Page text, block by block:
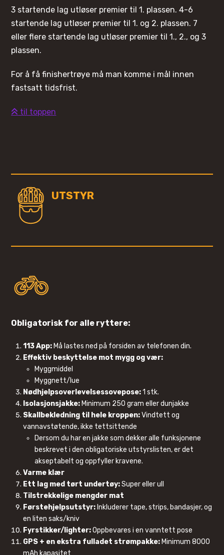
3 startende lag utløser premier til 1. plassen. 4-6
startende lag utløser premier til 1. og 2. plassen. 7
eller flere startende lag utløser premier til 1., 2., og 3
plassen.
For å få finishertrøye må man komme i mål innen
fastsatt tidsfrist.
til toppen
UTSTYR
Obligatorisk for alle ryttere:
113 App:Må lastes ned på forsiden av telefonen din.
Effektiv beskyttelse mot mygg og vær:
Myggmiddel
Myggnett/lue
Nødhjelpsoverlevelsessovepose:1 stk.
Isolasjonsjakke:Minimum 250 gram eller dunjakke
Skallbekledning til hele kroppen:Vindtett og
vannavstøtende, ikke tettsittende
Dersom du har en jakke som dekker alle funksjonene
beskrevet i den obligatoriske utstyrslisten, er det
akseptabelt og oppfyller kravene.
Varme klær
Ett lag med tørt undertøy:Super eller ull
Tilstrekkelige mengder mat
Førstehjelpsutstyr:Inkluderer tape, strips, bandasjer, og
en liten saks/kniv
Fyrstikker/lighter:Oppbevares i en vanntett pose
GPS + en ekstra fulladet strømpakke:Minimum 8000